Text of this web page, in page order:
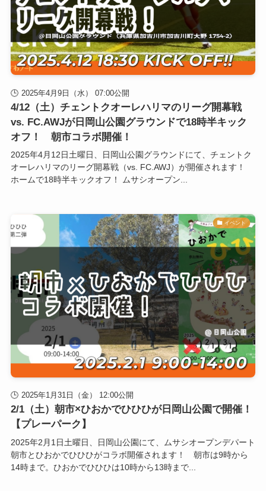
2025年4月9日（水） 07:00公開
4/12（土）チェントクオーレハリマのリーグ開幕戦
vs. FC.AWJが日岡山公園グラウンドで18時半キック
オフ！ 朝市コラボ開催！
2025年4月12日土曜日、日岡山公園グラウンドにて、チェントク
オーレハリマのリーグ開幕戦（vs. FC.AWJ）が開催されます！
ホームで18時半キックオフ！ ムサシオープン...
イベント
2025年1月31日（金） 12:00公開
2/1（土）朝市×ひおかでひひひが日岡山公園で開催！
【プレーパーク】
2025年2月1日土曜日、日岡山公園にて、ムサシオープンデパート
朝市とひおかでひひひがコラボ開催されます！ 朝市は9時から
14時まで。ひおかでひひひは10時から13時まで...